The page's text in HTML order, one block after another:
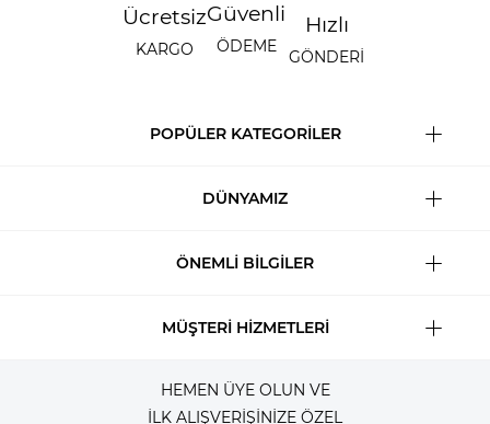
Ücretsiz
KARGO
Güvenli
ÖDEME
Hızlı
GÖNDERİ
POPÜLER KATEGORİLER
DÜNYAMIZ
ÖNEMLİ BİLGİLER
MÜŞTERİ HİZMETLERİ
HEMEN ÜYE OLUN VE
İLK ALIŞVERİŞİNİZE ÖZEL